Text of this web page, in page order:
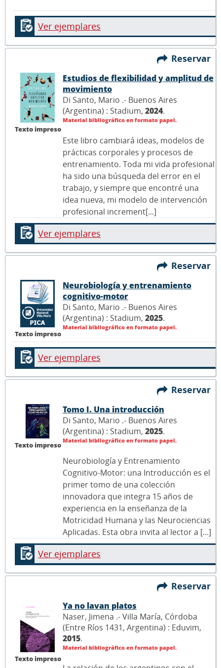
Ver ejemplares
Reservar
Texto impreso
Estudios de flexibilidad y amplitud de
movimiento
Di Santo, Mario .- Buenos Aires
(Argentina) : Stadium, 2024.
Material bibliográfico en formato papel.
Este libro cambiará ideas, modelos de
prácticas corporales y procesos de
entrenamiento. Toda mi vida profesional
ha sido una búsqueda del error en el
trabajo, y siempre que encontré una
idea nueva, mi modelo de intervención
profesional increment[...]
Ver ejemplares
Reservar
Texto impreso
Neurobiología y entrenamiento
cognitivo-motor
Di Santo, Mario .- Buenos Aires
(Argentina) : Stadium, 2025.
Material bibliográfico en formato papel.
Ver ejemplares
Reservar
Texto impreso
Tomo I. Una introducción
Di Santo, Mario .- Buenos Aires
(Argentina) : Stadium, 2025.
Material bibliográfico en formato papel.
Neurobiología y Entrenamiento
Cognitivo-Motor: una Introducción es el
primer tomo de una colección
innovadora que integra 15 años de
experiencia en la enseñanza de la
Motricidad Humana y las Neurociencias
Aplicadas. Esta obra invita al lector a [...]
Ver ejemplares
Reservar
Texto impreso
Ya no lavan platos
Naser, Jimena .- Villa María, Córdoba
(Entre Ríos 1431, Argentina) : Eduvim,
2015.
Material bibliográfico en formato papel.